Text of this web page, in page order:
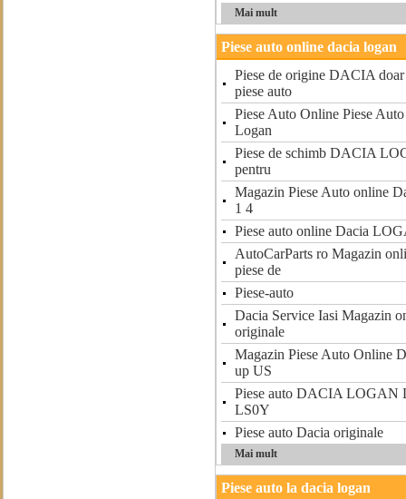
Mai mult
Piese auto online dacia logan
Piese de origine DACIA
piese auto
Piese Auto Online Piese
Logan
Piese de schimb DACIA
pentru
Magazin Piese Auto online
1 4
Piese auto online Dacia
AutoCarParts ro Magazin
piese de
Piese-auto
Dacia Service Iasi Magazin
originale
Magazin Piese Auto Online
up US
Piese auto DACIA LOGAN
LS0Y
Piese auto Dacia originale
Mai mult
Piese auto la dacia logan